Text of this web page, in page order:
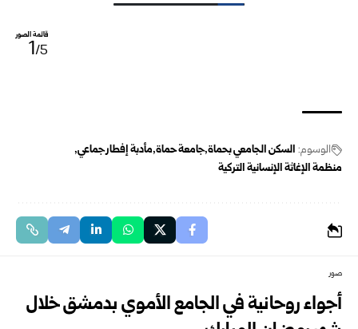
قائمة الصور
1/5
الوسوم: السكن الجامعي بحماة جامعة حماة مأدبة إفطار جماعي
منظمة الإغاثة الإنسانية التركية
صور
أجواء روحانية في الجامع الأموي بدمشق خلال